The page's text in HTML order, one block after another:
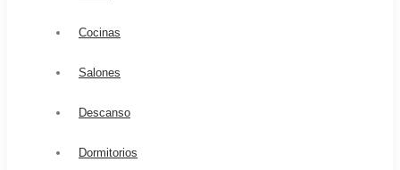
Cocinas
Salones
Descanso
Dormitorios